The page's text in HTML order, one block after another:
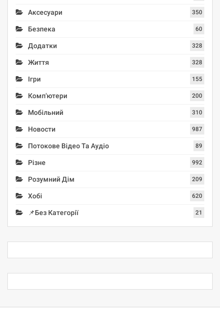
Аксесуари 350
Безпека 60
Додатки 328
Життя 328
Ігри 155
Комп'ютери 200
Мобільний 310
Новости 987
Потокове Відео Та Аудіо 89
Різне 992
Розумний Дім 209
Хобі 620
📌Без Категорії 21